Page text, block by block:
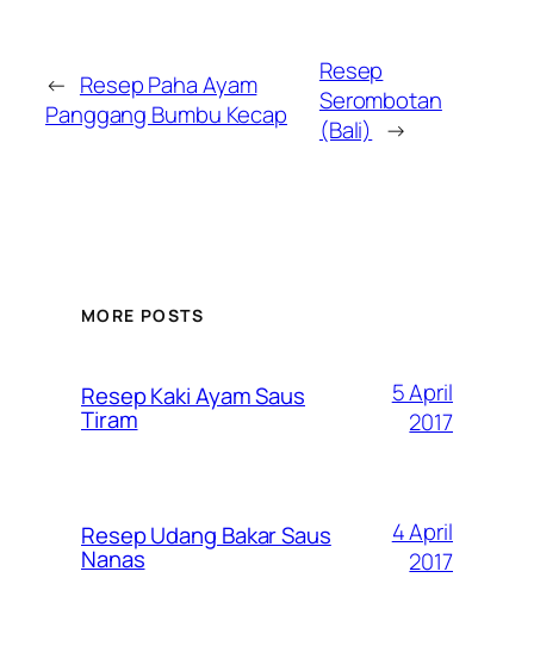
← Resep Paha Ayam
Panggang Bumbu Kecap
Resep
Serombotan
(Bali) →
MORE POSTS
Resep Kaki Ayam Saus
Tiram
5 April
2017
Resep Udang Bakar Saus
Nanas
4 April
2017